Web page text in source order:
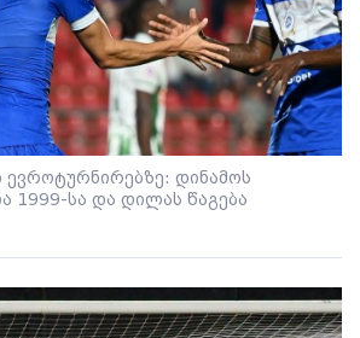
დინამოს
1999-სა და დილას წაგება